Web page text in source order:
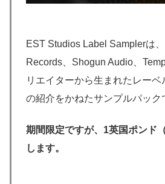
EST Studios Label Samplerは
Records、Shogun Audio、
リエイターから生まれたレーベ
の紹介をかねたサンプルパック
期間限定ですが、1英国ポンド
します。